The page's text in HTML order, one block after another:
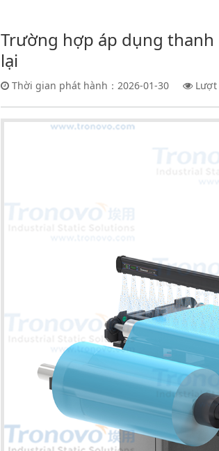
Trường hợp áp dụng
lại
Thời gian phát hành：2026-01-30 Lượt